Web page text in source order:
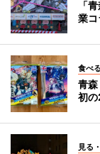
「
業
食べる
青
初
見る